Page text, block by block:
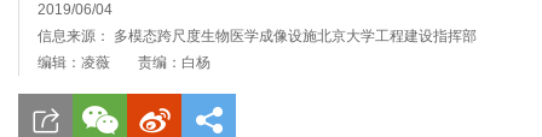
2019/06/04
信息来源： 多模态跨尺度生物医学成像设施北京大学工程建设指挥部
编辑：凌薇
责编：白杨